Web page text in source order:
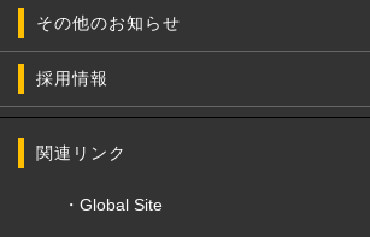
その他のお知らせ
採用情報
関連リンク
Global Site